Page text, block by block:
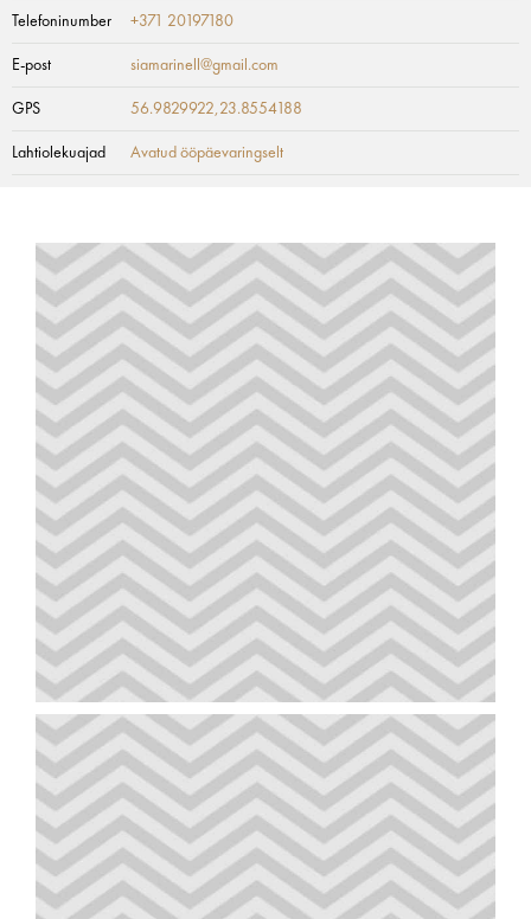
Telefoninumber +371 20197180
E-post siamarinell@gmail.com
GPS 56.9829922,23.8554188
Lahtiolekuajad Avatud ööpäevaringselt